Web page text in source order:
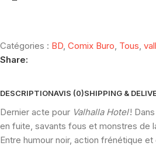
Catégories : BD, Comix Buro, Tous,
Share:
DESCRIPTIONAVIS (0)SHIPPING &
Dernier acte pour Valhalla Hotel!
en fuite, savants fous et monstres de
Entre humour noir, action frénétique